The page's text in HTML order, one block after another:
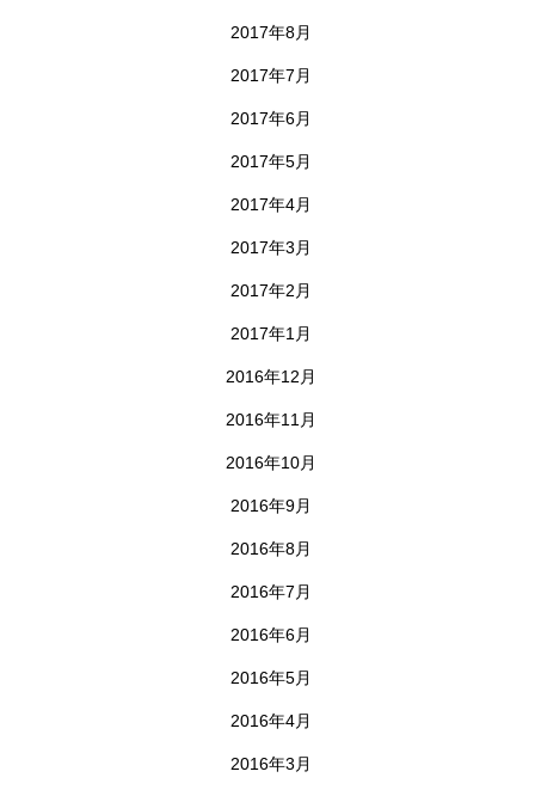
2017年8月
2017年7月
2017年6月
2017年5月
2017年4月
2017年3月
2017年2月
2017年1月
2016年12月
2016年11月
2016年10月
2016年9月
2016年8月
2016年7月
2016年6月
2016年5月
2016年4月
2016年3月